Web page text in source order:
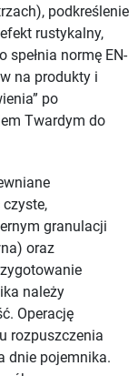
podkreślenie
rustykalny,
spełnia normę EN-
na produkty i
po
Twardym do
granulacji
oraz
należy
Operację
rozpuszczenia
dnie pojemnika.